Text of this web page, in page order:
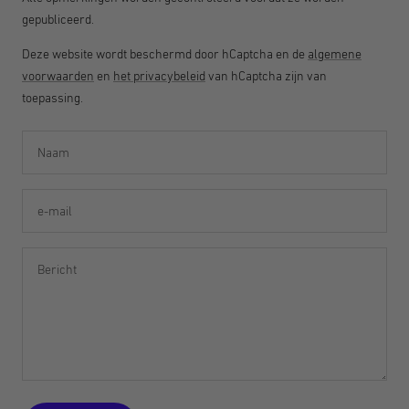
gepubliceerd.
Deze website wordt beschermd door hCaptcha en de algemene
voorwaarden en het privacybeleid van hCaptcha zijn van
toepassing.
Naam
e-mail
Bericht